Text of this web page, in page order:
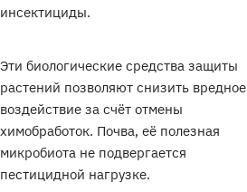
инсектициды.
Эти биологические средства защиты
растений позволяют снизить вредное
воздействие за счёт отмены
химобработок. Почва, её полезная
микробиота не подвергается
пестицидной нагрузке.